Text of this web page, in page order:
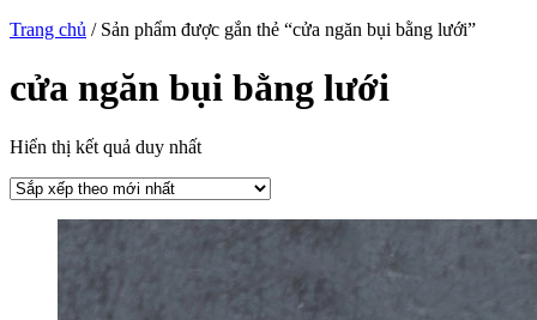
Trang chủ / Sản phẩm được gắn thẻ “cửa ngăn bụi bằng lưới”
cửa ngăn bụi bằng lưới
Hiển thị kết quả duy nhất